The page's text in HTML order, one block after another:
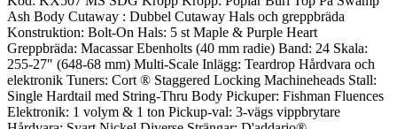
Ash Body Cutaway : Dubbel Cutaway Hals och greppbräda
Konstruktion: Bolt-On Hals: 5 st Maple & Purple Heart
Greppbräda: Macassar Ebenholts (40 mm radie) Band: 24 Skala:
255-27″ (648-68 mm) Multi-Scale Inlägg: Teardrop Hårdvara och
elektronik Tuners: Cort ® Staggered Locking Machineheads Stall:
Single Hardtail med String-Thru Body Pickuper: Fishman Fluences
Elektronik: 1 volym & 1 ton Pickup-val: 3-vägs vippbrytare